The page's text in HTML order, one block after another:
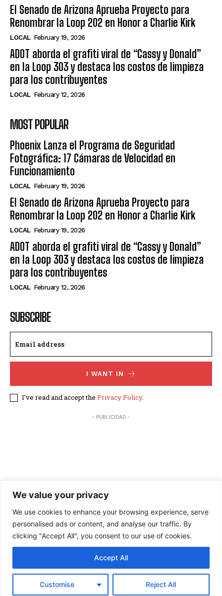
We value your privacy
We use cookies to enhance your browsing experience, serve
personalised ads or content, and analyse our traffic. By
clicking "Accept All", you consent to our use of cookies.
Customise Reject All
Accept All
El Senado de Arizona Aprueba Proyecto para
Renombrar la Loop 202 en Honor a Charlie Kirk
LOCAL February 19, 2026
ADOT aborda el grafiti viral de “Cassy y Donald”
en la Loop 303 y destaca los costos de limpieza
para los contribuyentes
LOCAL February 12, 2026
MOST POPULAR
Phoenix Lanza el Programa de Seguridad
Fotográfica: 17 Cámaras de Velocidad en
Funcionamiento
LOCAL February 19, 2026
El Senado de Arizona Aprueba Proyecto para
Renombrar la Loop 202 en Honor a Charlie Kirk
LOCAL February 19, 2026
ADOT aborda el grafiti viral de “Cassy y Donald”
en la Loop 303 y destaca los costos de limpieza
para los contribuyentes
LOCAL February 12, 2026
SUBSCRIBE
I WANT IN
I've read and accept the Privacy Policy.
- PUBLICIDAD -
© 2026 Hoy Arizona. All Rights Reserved. | Website by Peakcap